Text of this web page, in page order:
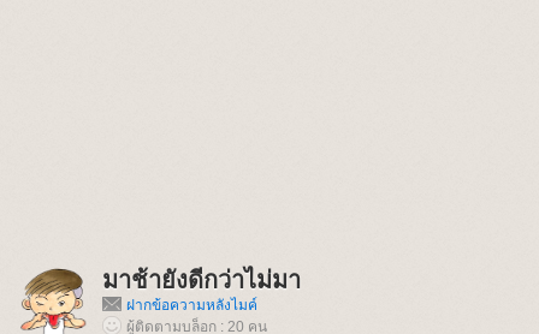
มาช้ายังดีกว่าไม่มา
ฝากข้อความหลังไมค์
ผู้ติดตามบล็อก : 20 คน